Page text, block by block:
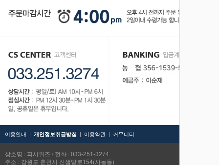
이용안내 | 개인정보취급방침 | 이용약관 | 커뮤니티
상호명 : 피시위즈 / 전화 : 033-251-3274
주소 : 강원도 춘천시 신샘밭로154(사농동)